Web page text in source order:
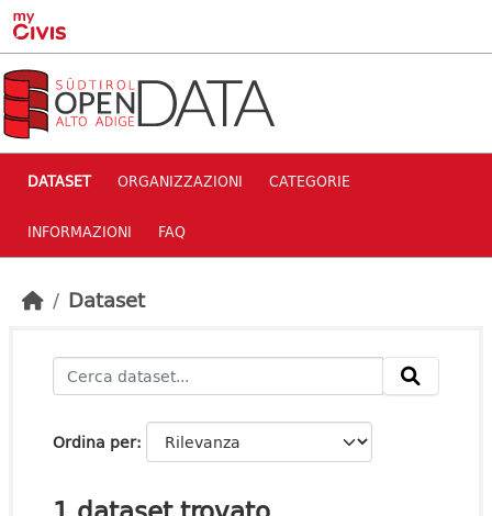
Skip to main content
DATASET ORGANIZZAZIONI CATEGORIE
INFORMAZIONI FAQ
Dataset
Ordina per